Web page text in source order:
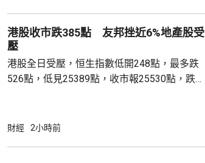
1.8%；物業買賣收入22億元，按年增29%。
太古表示，基...
港股收市跌385點 友邦挫近6%地產股受
壓
港股全日受壓，恒生指數低開248點，最多跌
526點，低見25389點，收市報25530點，跌
點。 有報道指，內地對境外保單收益徵稅
財經 2小時前